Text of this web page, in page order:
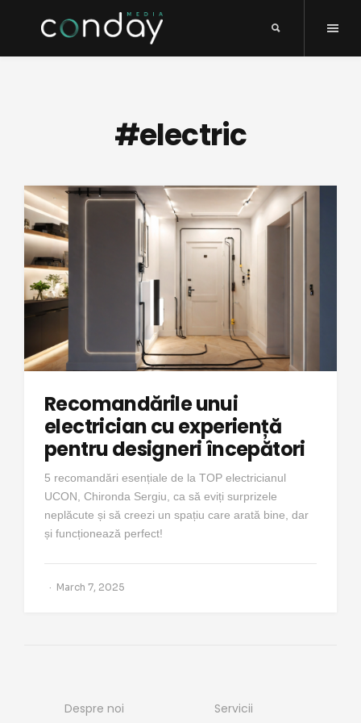
#electric
Recomandările unui
electrician cu experiență
pentru designeri începători
5 recomandări esențiale de la TOP electricianul
UCON, Chironda Sergiu, ca să eviți surprizele
neplăcute și să creezi un spațiu care arată bine, dar
și funcționează perfect!
March 7, 2025
Despre noi Servicii